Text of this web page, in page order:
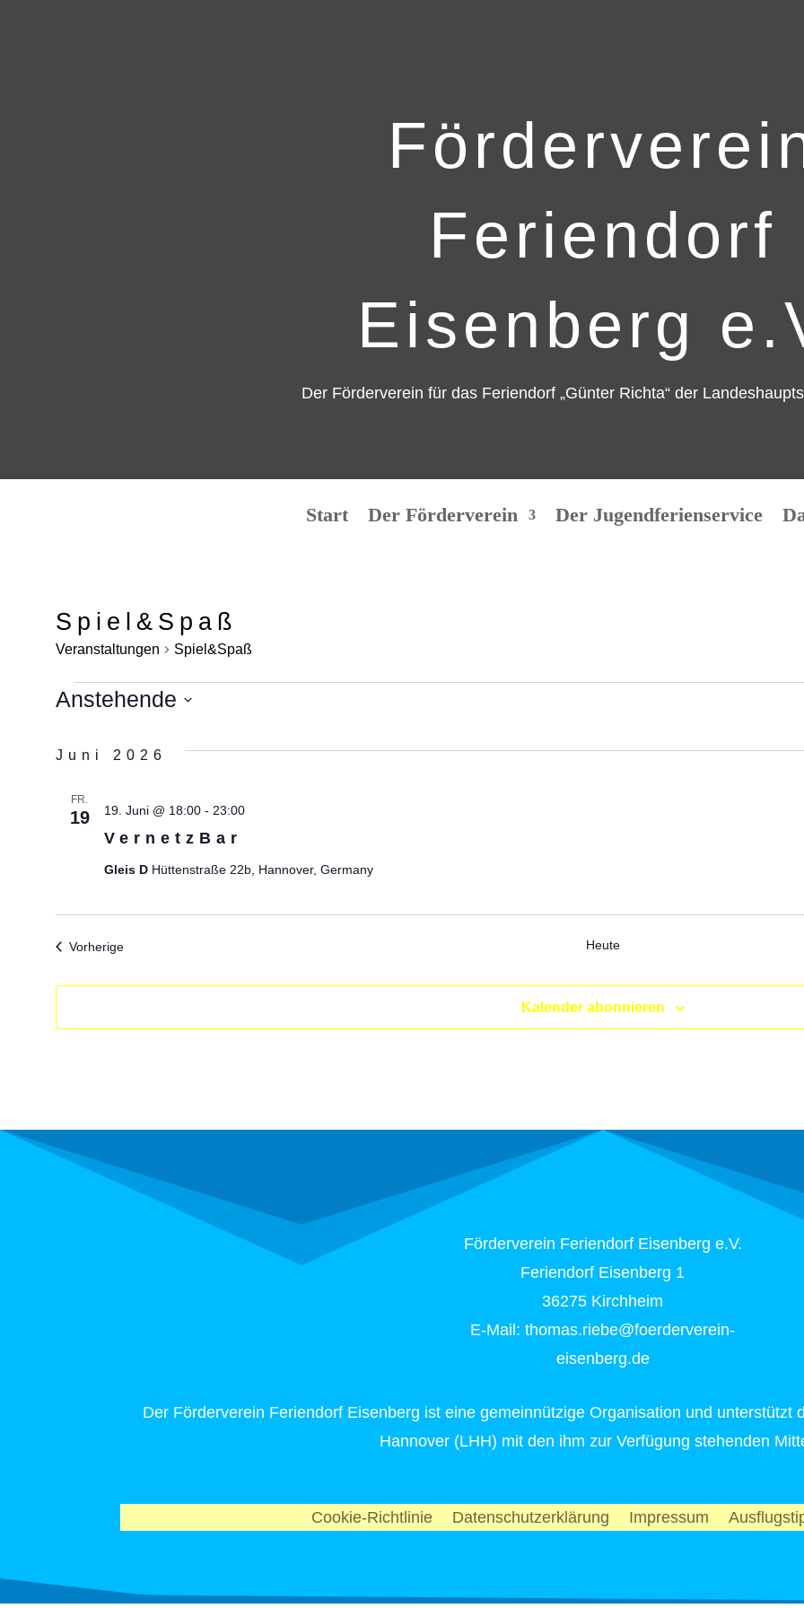
Feriendorf
Eisenberg
Der Förderverein für das Feriendorf „Günter Richta“ der
Start Der Förderverein Der Jugendferienservice
Spiel&Spaß
Veranstaltungen Spiel&Spaß
Veranstaltungen
Anstehende
wählen.
Juni 2026
FR.
19
VernetzBar
19. Juni @ 18:00- 23:00
Gleis D Hüttenstraße 22b, Hannover, Germany
VorherigeVeranstaltungen Heute
Kalender abonnieren
Förderverein Feriendorf Eisenberg e.V.
Feriendorf Eisenberg 1
36275 Kirchheim
E-Mail: thomas.riebe@foerderverein-
eisenberg.de
Der Förderverein Feriendorf Eisenberg ist eine gemeinnützige Organisation und unterstützt
Hannover (LHH) mit den ihm zur Verfügung stehenden
Cookie-Richtlinie Datenschutzerklärung Impressum